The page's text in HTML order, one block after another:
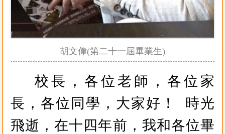
胡文偉(第二十一屆畢業生)
校長，各位老師，各位家
長，各位同學，大家好！ 時光
飛逝，在十四年前，我和各位畢